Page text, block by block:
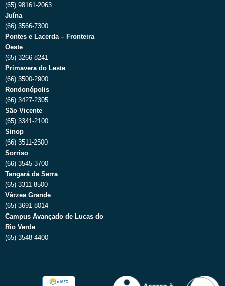
(65) 98161-2063
Juína
(66) 3566-7300
Pontes e Lacerda – Fronteira
Oeste
(65) 3266-8241
Primavera do Leste
(66) 3500-2900
Rondonópolis
(66) 3427-2305
São Vicente
(65) 3341-2100
Sinop
(66) 3511-2500
Sorriso
(66) 3545-3700
Tangará da Serra
(65) 3311-8500
Várzea Grande
(65) 3691-8014
Campus Avançado de Lucas do
Rio Verde
(65) 3548-4400